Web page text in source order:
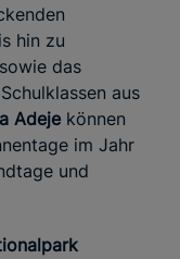
hin zu
das
aus
Adeje können
im Jahr
und